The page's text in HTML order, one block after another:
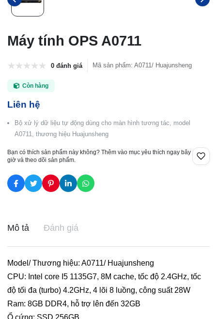
Máy tính OPS A0711
0 đánh giá Mã sản phẩm: A0711/ Huajunsheng
Còn hàng
Liên hệ
Bộ xử lý dữ liệu tự động dùng cho màn hình tương tác, model
A0711, thương hiệu Huajunsheng
Bạn có thích sản phẩm này không? Thêm vào mục yêu thích ngay bây
giờ và theo dõi sản phẩm.
Mô tả Đánh giá
Model/ Thương hiệu: A0711/ Huajunsheng
CPU: Intel core I5 1135G7, 8M cache, tốc độ 2.4GHz, tốc
độ tối đa (turbo) 4.2GHz, 4 lõi 8 luồng, công suất 28W
Ram: 8GB DDR4, hỗ trợ lên đến 32GB
Ổ cứng: SSD 256GB